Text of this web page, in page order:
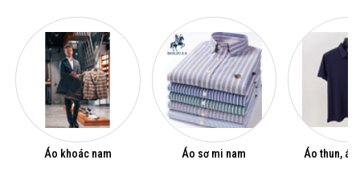
Áo khoác nam Áo sơ mi nam Áo thun, áo